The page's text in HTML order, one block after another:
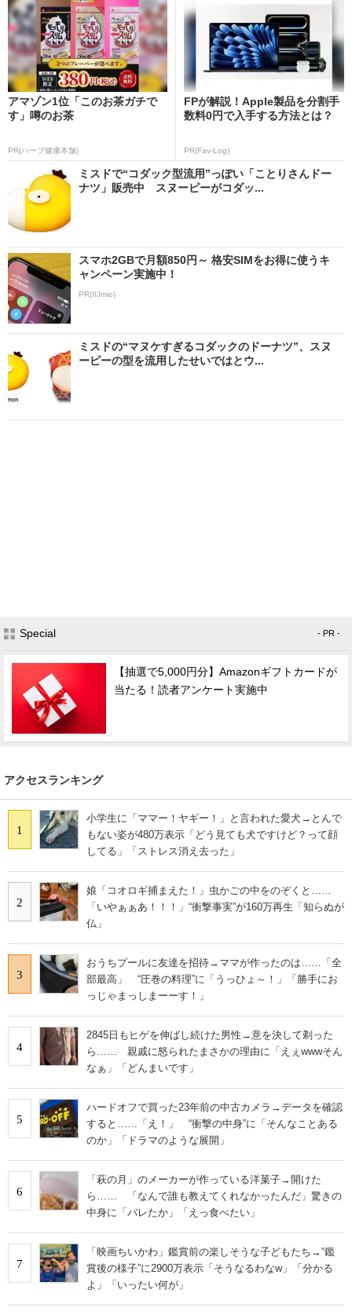
アマゾン1位「このお茶ガチで
す」噂のお茶
PR(ハーブ健康本舗)
FPが解説！Apple製品を分割手
数料0円で入手する方法とは？
PR(Fav-Log)
ミスドで“コダック型流用”っぽい「ことりさんドー
ナツ」販売中 スヌーピーがコダッ...
スマホ2GBで月額850円～ 格安SIMをお得に使うキ
ャンペーン実施中！
PR(IIJmio)
ミスドの“マヌケすぎるコダックのドーナツ”、スヌ
ーピーの型を流用したせいではとウ...
Special - PR -
【抽選で5,000円分】Amazonギフトカードが
当たる！読者アンケート実施中
アクセスランキング
1
小学生に「ママー！ヤギー！」と言われた愛犬→とんで
もない姿が480万表示「どう見ても犬ですけど？って顔
してる」「ストレス消え去った」
2
娘「コオロギ捕まえた！」虫かごの中をのぞくと……
「いやぁぁあ！！！」“衝撃事実”が160万再生「知らぬが
仏」
3
おうちプールに友達を招待→ママが作ったのは……「全
部最高」 “圧巻の料理”に「うっひょ～！」「勝手にお
っじゃまっしまーーす！」
4
2845日もヒゲを伸ばし続けた男性→意を決して剃った
ら…… 親戚に怒られたまさかの理由に「えぇwwwそん
なぁ」「どんまいです」
5
ハードオフで買った23年前の中古カメラ→データを確認
すると……「え！」 “衝撃の中身”に「そんなことある
のか」「ドラマのような展開」
6
「萩の月」のメーカーが作っている洋菓子→開けた
ら…… 「なんで誰も教えてくれなかったんだ」驚きの
中身に「バレたか」「えっ食べたい」
7
「映画ちいかわ」鑑賞前の楽しそうな子どもたち→“鑑
賞後の様子”に2900万表示「そうなるわなw」「分かる
よ」「いったい何が」